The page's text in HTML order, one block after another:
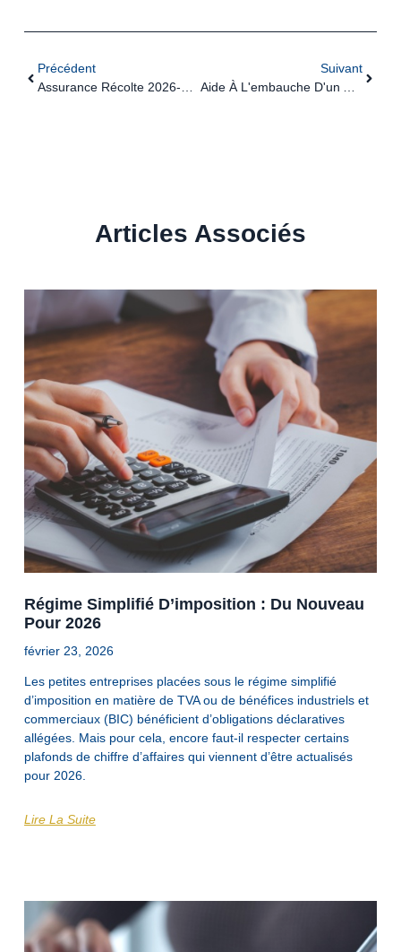
Précédent
Suivant
Articles Associés
Régime Simplifié D’imposition : Du Nouveau
Pour 2026
février 23, 2026
Les petites entreprises placées sous le régime simplifié
d’imposition en matière de TVA ou de bénéfices industriels et
commerciaux (BIC) bénéficient d’obligations déclaratives
allégées. Mais pour cela, encore faut-il respecter certains
plafonds de chiffre d’affaires qui viennent d’être actualisés
pour 2026.
Lire La Suite